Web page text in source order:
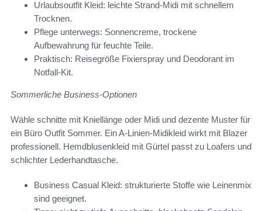
Urlaubsoutfit Kleid: leichte Strand-Midi mit schnellem
Trocknen.
Pflege unterwegs: Sonnencreme, trockene
Aufbewahrung für feuchte Teile.
Praktisch: Reisegröße Fixierspray und Deodorant im
Notfall-Kit.
Sommerliche Business-Optionen
Wähle schnitte mit Kniellänge oder Midi und dezente Muster für
ein Büro Outfit Sommer. Ein A-Linien-Midikleid wirkt mit Blazer
professionell. Hemdblusenkleid mit Gürtel passt zu Loafers und
schlichter Lederhandtasche.
Business Casual Kleid: strukturierte Stoffe wie Leinenmix
sind geeignet.